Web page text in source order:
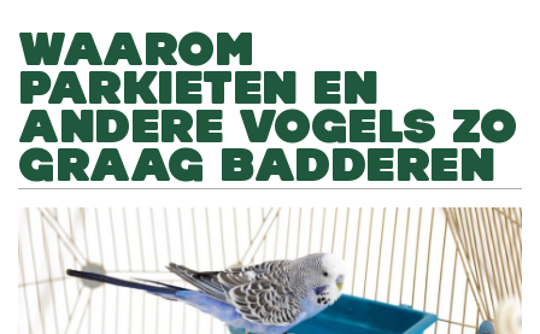
WAAROM
PARKIETEN EN
ANDERE VOGELS ZO
GRAAG BADDEREN